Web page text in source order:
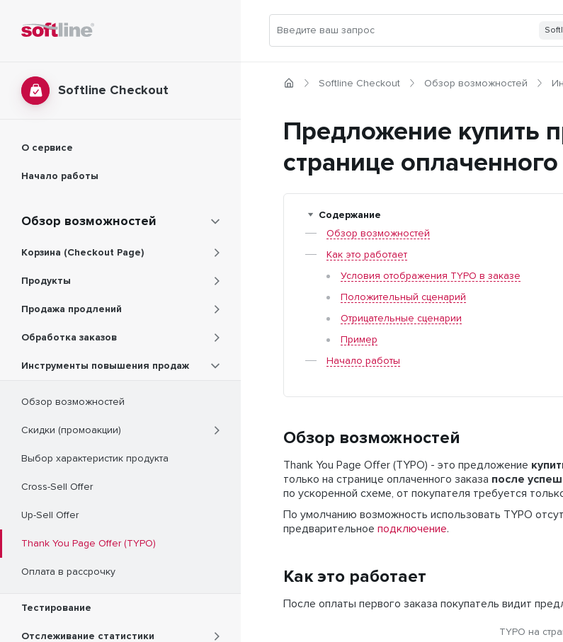
Softline Checkout
О сервисе
Начало работы
Обзор возможностей
Корзина (Checkout Page)
Продукты
Продажа продлений
Обработка заказов
Инструменты повышения продаж
Обзор возможностей
Скидки (промоакции)
Выбор характеристик продукта
Cross-Sell Offer
Up-Sell Offer
Thank You Page Offer (TYPO)
Оплата в рассрочку
Тестирование
Отслеживание статистики
Softline Checkout Обзор возможностей
Предложение купить
странице оплаченного
Содержание
Обзор возможностей
Как это работает
Условия отображения TYPO в заказе
Положительный сценарий
Отрицательные сценарии
Пример
Начало работы
Обзор возможностей
Thank You Page Offer (TYPO) - это предложение
только на странице оплаченного заказа после
по ускоренной схеме, от покупателя требуется
По умолчанию возможность использовать TYPO
предварительное подключение.
Как это работает
После оплаты первого заказа покупатель видит
TYPO на